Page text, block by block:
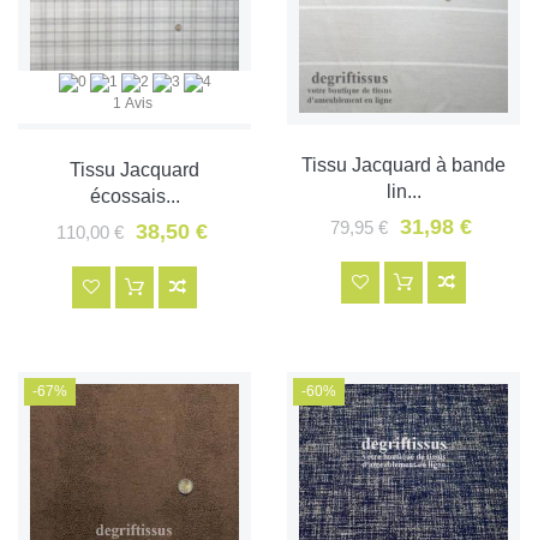
1 Avis
Tissu Jacquard
écossais...
110,00 €
38,50 €
Tissu Jacquard à bande
lin...
79,95 €
31,98 €
-67% -60%